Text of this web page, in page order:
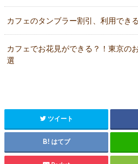
カフェのタンブラー割引、利用でき
カフェでお花見ができる？！東京の
選
ツイート
はてブ